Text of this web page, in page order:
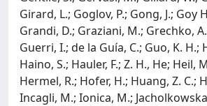
Girard, L.; Goglov, P.; Gong, J.; Goy
Grandi, D.; Graziani, M.; Grechko,
Guerri, I.; de la Guía, C.; Guo, K. H.;
Haino, S.; Hauler, F.; Z. H., He; Heil,
Hermel, R.; Hofer, H.; Huang, Z. C.;
Incagli, M.; Ionica, M.;